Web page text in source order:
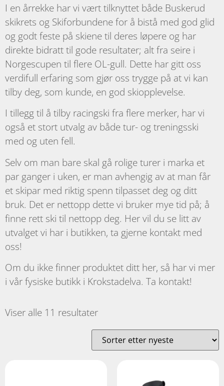
I en årrekke har vi vært tilknyttet både Buskerud
skikrets og Skiforbundene for å bistå med god glid
og godt feste på skiene til deres løpere og har
direkte bidratt til gode resultater; alt fra seire i
Norgescupen til flere OL-gull. Dette har gitt oss
verdifull erfaring som gjør oss trygge på at vi kan
tilby deg, som kunde, en god skiopplevelse.
I tillegg til å tilby racingski fra flere merker, har vi
også et stort utvalg av både tur- og treningsski
med og uten fell.
Selv om man bare skal gå rolige turer i marka et
par ganger i uken, er man avhengig av at man får
et skipar med riktig spenn tilpasset deg og ditt
bruk. Det er nettopp dette vi bruker mye tid på; å
finne rett ski til nettopp deg. Her vil du se litt av
utvalget vi har i butikken, ta gjerne kontakt med
oss!
Om du ikke finner produktet ditt her, så har vi mer
i vår fysiske butikk i Krokstadelva. Ta kontakt!
Viser alle 11 resultater